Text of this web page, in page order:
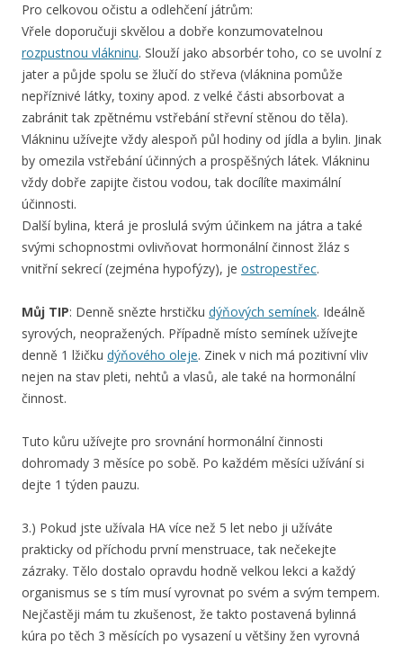
Pro celkovou očistu a odlehčení játrům:
Vřele doporučuji skvělou a dobře konzumovatelnou
rozpustnou vlákninu. Slouží jako absorbér toho, co se uvolní z
jater a půjde spolu se žlučí do střeva (vláknina pomůže
nepříznivé látky, toxiny apod. z velké části absorbovat a
zabránit tak zpětnému vstřebání střevní stěnou do těla).
Vlákninu užívejte vždy alespoň půl hodiny od jídla a bylin. Jinak
by omezila vstřebání účinných a prospěšných látek. Vlákninu
vždy dobře zapijte čistou vodou, tak docílíte maximální
účinnosti.
Další bylina, která je proslulá svým účinkem na játra a také
svými schopnostmi ovlivňovat hormonální činnost žláz s
vnitřní sekrecí (zejména hypofýzy), je ostropestřec.
Můj TIP: Denně snězte hrstičku dýňových semínek. Ideálně
syrových, neopražených. Případně místo semínek užívejte
denně 1 lžičku dýňového oleje. Zinek v nich má pozitivní vliv
nejen na stav pleti, nehtů a vlasů, ale také na hormonální
činnost.
Tuto kůru užívejte pro srovnání hormonální činnosti
dohromady 3 měsíce po sobě. Po každém měsíci užívání si
dejte 1 týden pauzu.
3.) Pokud jste užívala HA více než 5 let nebo ji užíváte
prakticky od příchodu první menstruace, tak nečekejte
zázraky. Tělo dostalo opravdu hodně velkou lekci a každý
organismus se s tím musí vyrovnat po svém a svým tempem.
Nejčastěji mám tu zkušenost, že takto postavená bylinná
kúra po těch 3 měsících po vysazení u většiny žen vyrovná